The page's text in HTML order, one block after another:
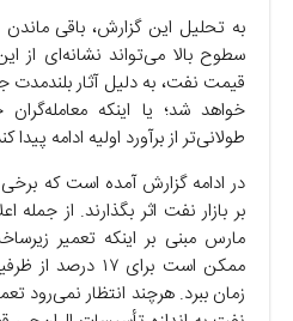
به تحلیل این گزارش، باقی
سطوح بالا می‌تواند نشانه‌ای از
قیمت نفت، به دلیل آثار
خواهد شد؛ یا اینکه
طولانی‌تر از برآورد اولیه ادامه پیدا
در ادامه گزارش آمده است که
بر بازار نفت اثر بگذارند. از
مارس مبنی بر اینکه تعمیر
ممکن است برای
زمان ببرد. هرچند انتظار نمی‌رود